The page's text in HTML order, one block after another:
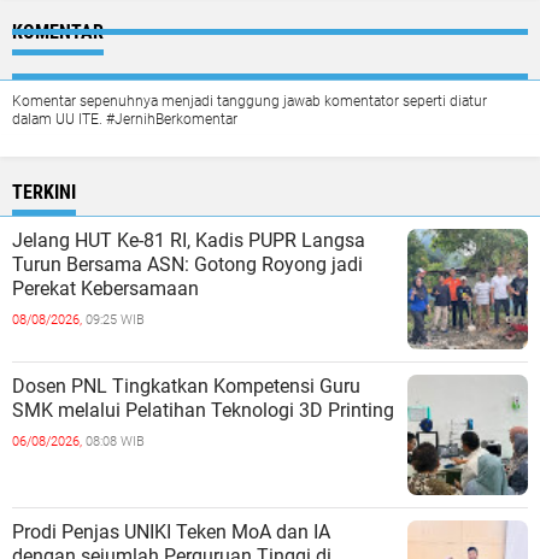
KOMENTAR
Komentar sepenuhnya menjadi tanggung jawab komentator seperti diatur
dalam UU ITE. #JernihBerkomentar
TERKINI
Jelang HUT Ke-81 RI, Kadis PUPR Langsa
Turun Bersama ASN: Gotong Royong jadi
Perekat Kebersamaan
08/08/2026, 09:25 WIB
Dosen PNL Tingkatkan Kompetensi Guru
SMK melalui Pelatihan Teknologi 3D Printing
06/08/2026, 08:08 WIB
Prodi Penjas UNIKI Teken MoA dan IA